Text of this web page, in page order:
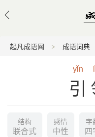
起凡成语网 成语词典
yǐn
结构
联合式
感情
中性
字
四